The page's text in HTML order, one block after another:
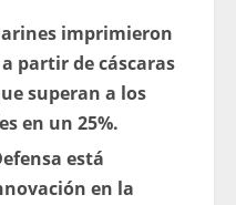
imprimieron
partir de cáscaras
superan a los
en un 25%.
está
en la